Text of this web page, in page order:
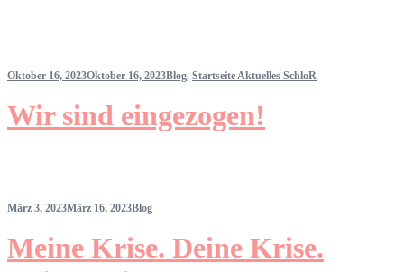
Oktober 16, 2023Oktober 16, 2023Blog, Startseite Aktuelles SchloR
Wir sind eingezogen!
März 3, 2023März 16, 2023Blog
Meine Krise. Deine Krise.